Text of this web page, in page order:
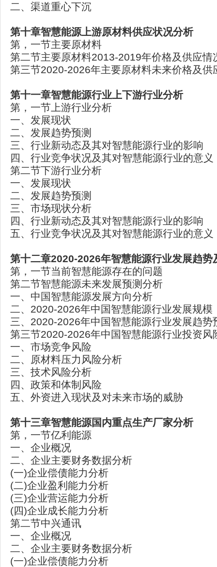
二、渠道重心下沉
第十章智慧能源上游原材料供应状况分析
第，一节主要原材料
第二节主要原材料2013-2019年价格及供应情
第三节2020-2026年主要原材料未来价格及供
第十一章智慧能源行业上下游行业分析
第，一节上游行业分析
一、发展现状
二、发展趋势预测
三、行业新动态及其对智慧能源行业的影响
四、行业竞争状况及其对智慧能源行业的意义
第二节下游行业分析
一、发展现状
二、发展趋势预测
三、市场现状分析
四、行业新动态及其对智慧能源行业的影响
五、行业竞争状况及其对智慧能源行业的意义
第十二章2020-2026年智慧能源行业发展趋势
第，一节当前智慧能源存在的问题
第二节智慧能源未来发展预测分析
一、中国智慧能源发展方向分析
二、2020-2026年中国智慧能源行业发展规模
三、2020-2026年中国智慧能源行业发展趋势
第三节2020-2026年中国智慧能源行业投资风
一、市场竞争风险
二、原材料压力风险分析
三、技术风险分析
四、政策和体制风险
五、外资进入现状及对未来市场的威胁
第十三章智慧能源国内重点生产厂家分析
第，一节亿利能源
一、企业概况
二、企业主要财务数据分析
(一)企业偿债能力分析
(二)企业盈利能力分析
(三)企业营运能力分析
(四)企业成长能力分析
第二节中兴通讯
一、企业概况
二、企业主要财务数据分析
(一)企业偿债能力分析